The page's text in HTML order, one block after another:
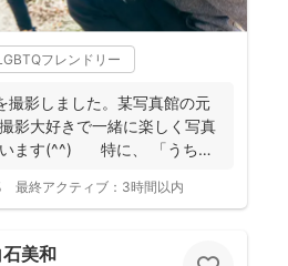
フレンドリー
撮影しました。某写真館の元
影大好きで一緒に楽しく写真
います(^^) 特に、 「うち
最終アクティブ： 3時間以内
美和